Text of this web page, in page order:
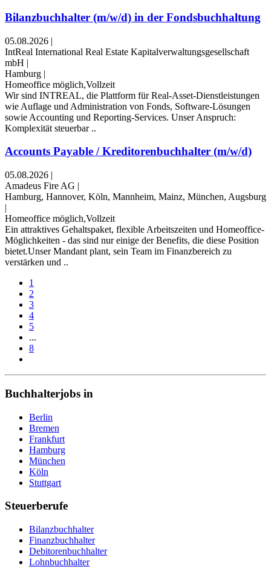
Bilanzbuchhalter (m/w/d) in der Fondsbuchhaltung
05.08.2026 |
IntReal International Real Estate Kapitalverwaltungsgesellschaft
mbH |
Hamburg |
Homeoffice möglich,Vollzeit
Wir sind INTREAL, die Plattform für Real-Asset-Dienstleistungen
wie Auflage und Administration von Fonds, Software-Lösungen
sowie Accounting und Reporting-Services. Unser Anspruch:
Komplexität steuerbar ..
Accounts Payable / Kreditorenbuchhalter (m/w/d)
05.08.2026 |
Amadeus Fire AG |
Hamburg, Hannover, Köln, Mannheim, Mainz, München, Augsburg
|
Homeoffice möglich,Vollzeit
Ein attraktives Gehaltspaket, flexible Arbeitszeiten und Homeoffice-
Möglichkeiten - das sind nur einige der Benefits, die diese Position
bietet.Unser Mandant plant, sein Team im Finanzbereich zu
verstärken und ..
1
2
3
4
5
...
8
Buchhalterjobs in
Berlin
Bremen
Frankfurt
Hamburg
München
Köln
Stuttgart
Steuerberufe
Bilanzbuchhalter
Finanzbuchhalter
Debitorenbuchhalter
Lohnbuchhalter